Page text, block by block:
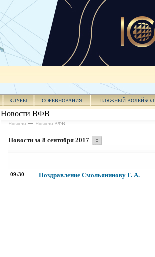
КЛУБЫ СОРЕВНОВАНИЯ ПЛЯЖНЫЙ ВОЛЕЙБОЛ
Новости ВФВ
Новости Новости ВФВ
Новости за 8 сентября 2017
09:30 Поздравление Смольянинову Г. А.